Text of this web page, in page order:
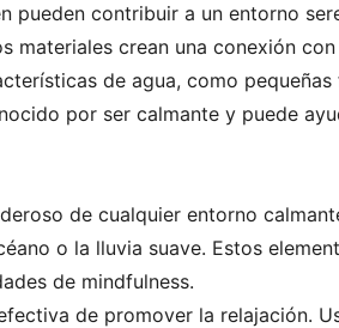
pueden contribuir a un entorno
materiales crean una conexión
de agua, como
por ser calmante y puede
de cualquier entorno
o la lluvia suave. Estos
de mindfulness.
de promover la relajación.